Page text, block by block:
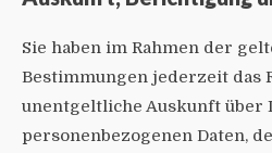
Sie haben im Rahmen der
Bestimmungen jederzeit das
unentgeltliche Auskunft über
personenbezogenen Daten,